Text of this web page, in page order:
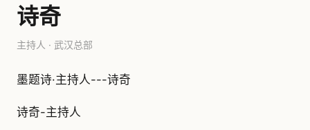
诗奇
主持人 · 武汉总部
墨题诗·主持人---诗奇
诗奇-主持人